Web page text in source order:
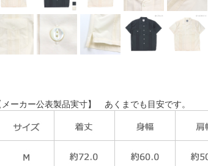
メーカー公表製品実寸】 あくまでも目安です。